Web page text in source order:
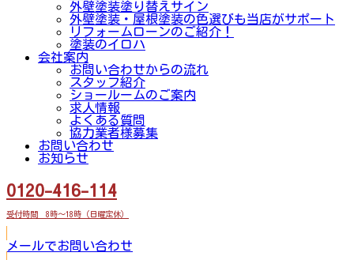
外壁塗装塗り替えサイン
外壁塗装・屋根塗装の色選びも当店がサポート
リフォームローンのご紹介！
塗装のイロハ
会社案内
お問い合わせからの流れ
スタッフ紹介
ショールームのご案内
求人情報
よくある質問
協力業者様募集
お問い合わせ
お知らせ
0120-416-114
受付時間 8時～18時（日曜定休）
メールでお問い合わせ